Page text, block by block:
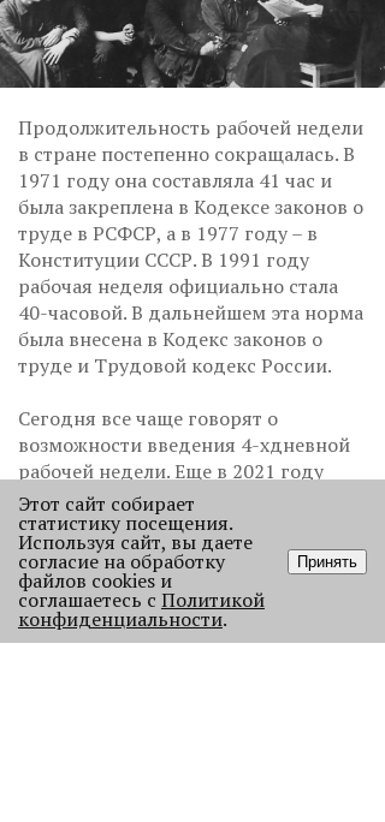
Продолжительность рабочей недели
в стране постепенно сокращалась. В
1971 году она составляла 41 час и
была закреплена в Кодексе законов о
труде в РСФСР, а в 1977 году – в
Конституции СССР. В 1991 году
рабочая неделя официально стала
40-часовой. В дальнейшем эта норма
была внесена в Кодекс законов о
труде и Трудовой кодекс России.
Сегодня все чаще говорят о
возможности введения 4-хдневной
рабочей недели. Еще в 2021 году
зампредседателя Совбеза Дмитрий
Медведев предложил организовать
эксперимент с четырехдневкой в
регионах или группе компаний.
Однако в Минтруде заявили, что
рассмотреть такое предложение
Этот сайт собирает
статистику посещения.
Используя сайт, вы даете
согласие на обработку
файлов cookies и
соглашаетесь с Политикой
конфиденциальности.
Принять